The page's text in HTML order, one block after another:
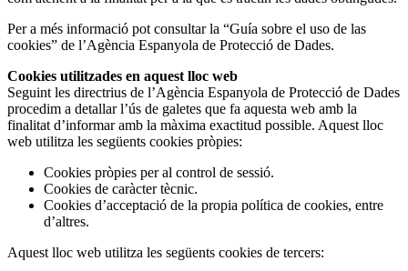
Per a més informació pot consultar la “Guía sobre el uso de las
cookies” de l’Agència Espanyola de Protecció de Dades.
Cookies utilitzades en aquest lloc web
Seguint les directrius de l’Agència Espanyola de Protecció de Dades
procedim a detallar l’ús de galetes que fa aquesta web amb la
finalitat d’informar amb la màxima exactitud possible. Aquest lloc
web utilitza les següents cookies pròpies:
Cookies pròpies per al control de sessió.
Cookies de caràcter tècnic.
Cookies d’acceptació de la propia política de cookies, entre
d’altres.
Aquest lloc web utilitza les següents cookies de tercers: